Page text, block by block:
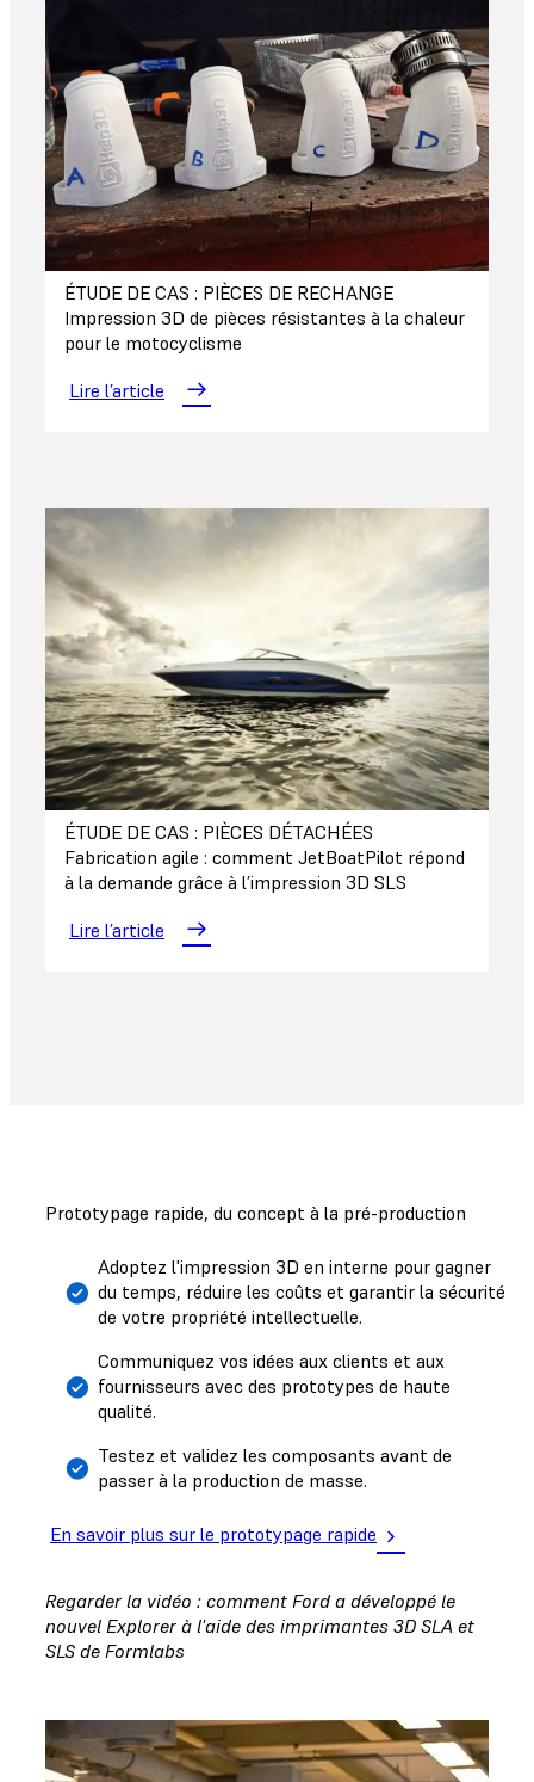
ÉTUDE DE CAS : PIÈCES DE RECHANGE
Impression 3D de pièces résistantes à la chaleur
pour le motocyclisme
Lire l’article
ÉTUDE DE CAS : PIÈCES DÉTACHÉES
Fabrication agile : comment JetBoatPilot répond
à la demande grâce à l’impression 3D SLS
Lire l’article
Prototypage rapide, du concept à la pré-production
Adoptez l'impression 3D en interne pour gagner
du temps, réduire les coûts et garantir la sécurité
de votre propriété intellectuelle.
Communiquez vos idées aux clients et aux
fournisseurs avec des prototypes de haute
qualité.
Testez et validez les composants avant de
passer à la production de masse.
En savoir plus sur le prototypage rapide
Regarder la vidéo : comment Ford a développé le
nouvel Explorer à l'aide des imprimantes 3D SLA et
SLS de Formlabs